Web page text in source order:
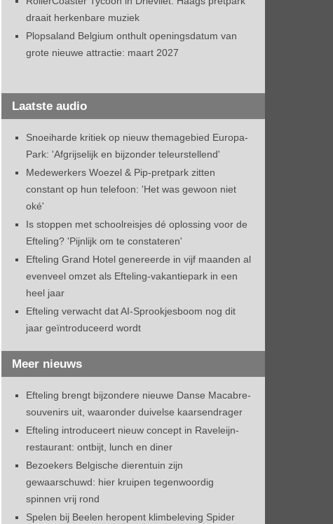
draait herkenbare muziek
Plopsaland Belgium onthult openingsdatum van
grote nieuwe attractie: maart 2027
Laatste audio
Snoeiharde kritiek op nieuw themagebied Europa-
Park: 'Afgrijselijk en bijzonder teleurstellend'
Medewerkers Woezel & Pip-pretpark zitten
constant op hun telefoon: 'Het was gewoon niet
oké'
Is stoppen met schoolreisjes dé oplossing voor de
Efteling? 'Pijnlijk om te constateren'
Efteling Grand Hotel genereerde in vijf maanden al
evenveel omzet als Efteling-vakantiepark in een
heel jaar
Efteling verwacht dat AI-Sprookjesboom nog dit
jaar geïntroduceerd wordt
Meer nieuws
Efteling brengt bijzondere nieuwe Danse Macabre-
souvenirs uit, waaronder duivelse kaarsendrager
Efteling introduceert nieuw concept in Raveleijn-
restaurant: ontbijt, lunch en diner
Bezoekers Belgische dierentuin zijn
gewaarschuwd: hier kruipen tegenwoordig
spinnen vrij rond
Spelen bij Beelen heropent klimbeleving Spider